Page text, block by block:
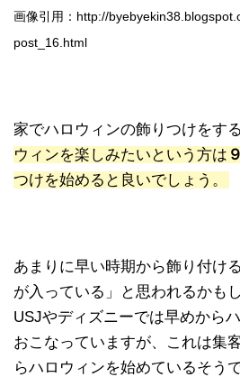
画像引用：http://
post_16.html
家でハロウィンの飾りつけをする
ウィンを楽しみたいという方は
つけを始めると良いでしょう。
あまりに早い時期から飾り付け
が入っている」と思われるかも
USJやディズニーでは早めから
おこなっていますが、これは集
らハロウィンを始めているそうで